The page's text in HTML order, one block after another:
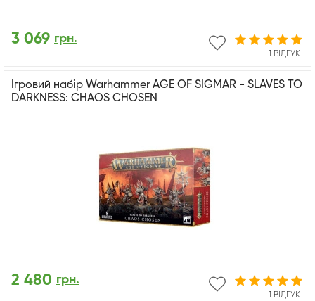
1 ВІДГУК
3 069 грн.
Ігровий набір Warhammer AGE OF SIGMAR - SLAVES TO
DARKNESS: CHAOS CHOSEN
1 ВІДГУК
2 480 грн.